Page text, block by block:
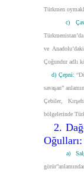
Türkmen
c)
ve
Çoğundur adlı
d) Çepni: “
savaşan”
Çebiler,
bölgelerinde
2.
Oğulları:
a)
görür”